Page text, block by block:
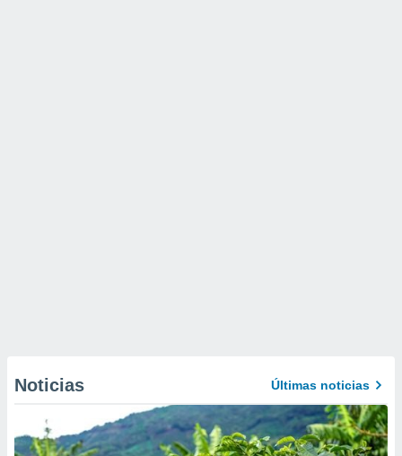
Noticias Últimas noticias